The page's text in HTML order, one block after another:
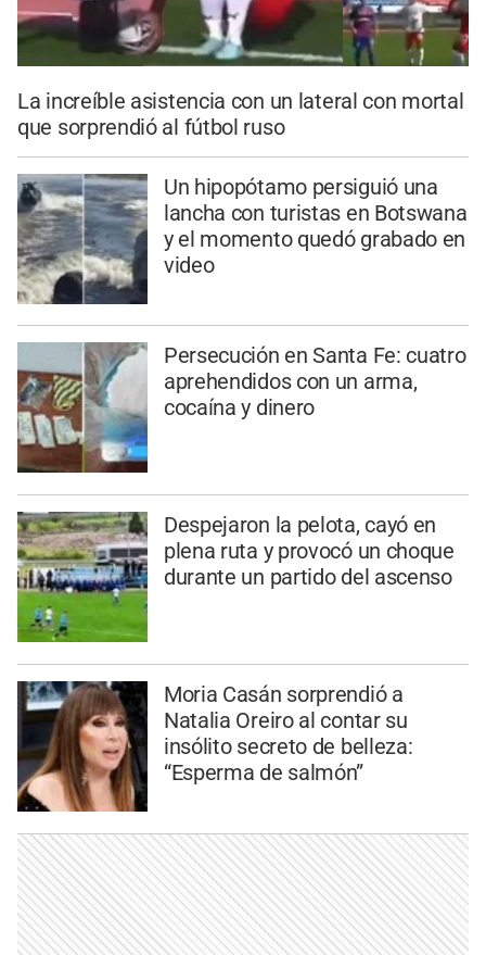
La increíble asistencia con un lateral con mortal
que sorprendió al fútbol ruso
Un hipopótamo persiguió una
lancha con turistas en Botswana
y el momento quedó grabado en
video
Persecución en Santa Fe: cuatro
aprehendidos con un arma,
cocaína y dinero
Despejaron la pelota, cayó en
plena ruta y provocó un choque
durante un partido del ascenso
Moria Casán sorprendió a
Natalia Oreiro al contar su
insólito secreto de belleza:
“Esperma de salmón”